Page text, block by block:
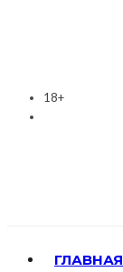
18+
ГЛАВНАЯ